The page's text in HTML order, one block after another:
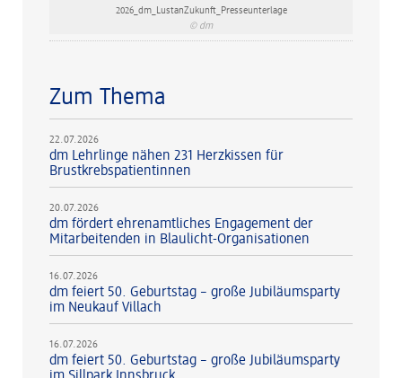
2026_dm_LustanZukunft_Presseunterlage
© dm
Zum Thema
22.07.2026
dm Lehrlinge nähen 231 Herzkissen für
Brustkrebspatientinnen
20.07.2026
dm fördert ehrenamtliches Engagement der
Mitarbeitenden in Blaulicht-Organisationen
16.07.2026
dm feiert 50. Geburtstag – große Jubiläumsparty
im Neukauf Villach
16.07.2026
dm feiert 50. Geburtstag – große Jubiläumsparty